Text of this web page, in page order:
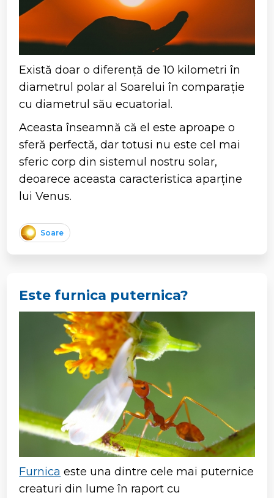
Există doar o diferență de 10 kilometri în
diametrul polar al Soarelui în comparație
cu diametrul său ecuatorial.
Aceasta înseamnă că el este aproape o
sferă perfectă, dar totusi nu este cel mai
sferic corp din sistemul nostru solar,
deoarece aceasta caracteristica aparține
lui Venus.
Soare
Este furnica puternica?
Furnica este una dintre cele mai puternice
creaturi din lume în raport cu